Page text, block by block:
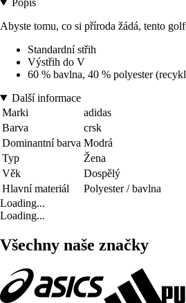
Popis
Abyste tomu, co si příroda žádá, tento
Standardní střih
Výstřih do V
60 % bavlna, 40 % polyester
Další informace
Marki
adidas
Barva
crsk
Dominantní barva Modrá
Typ
Žena
Věk
Dospělý
Hlavní materiál
Polyester / bavlna
Loading...
Loading...
Všechny naše značky